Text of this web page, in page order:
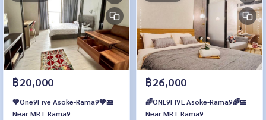
฿20,000
🧡One9Five Asoke-Rama9🧡🚝
Near MRT Rama9
฿26,000
🌈ONE9FIVE Asoke-Rama9🌈🚝
Near MRT Rama9